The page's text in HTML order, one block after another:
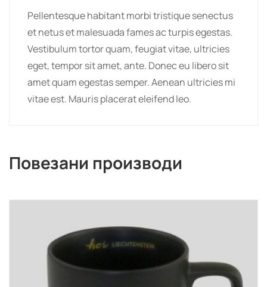
Pellentesque habitant morbi tristique senectus
et netus et malesuada fames ac turpis egestas.
Vestibulum tortor quam, feugiat vitae, ultricies
eget, tempor sit amet, ante. Donec eu libero sit
amet quam egestas semper. Aenean ultricies mi
vitae est. Mauris placerat eleifend leo.
Повезани производи